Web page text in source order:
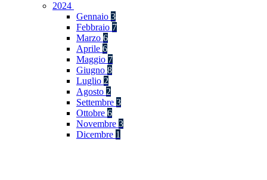
2024
Gennaio 3
Febbraio 7
Marzo 6
Aprile 6
Maggio 7
Giugno 8
Luglio 2
Agosto 2
Settembre 3
Ottobre 6
Novembre 3
Dicembre 1